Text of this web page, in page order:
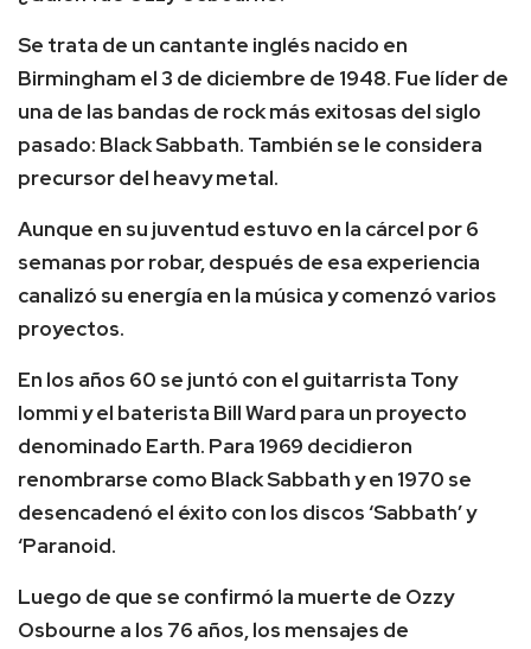
Se trata de un cantante inglés nacido en
Birmingham el 3 de diciembre de 1948. Fue líder de
una de las bandas de rock más exitosas del siglo
pasado: Black Sabbath. También se le considera
precursor del heavy metal.
Aunque en su juventud estuvo en la cárcel por 6
semanas por robar, después de esa experiencia
canalizó su energía en la música y comenzó varios
proyectos.
En los años 60 se juntó con el guitarrista Tony
Iommi y el baterista Bill Ward para un proyecto
denominado Earth. Para 1969 decidieron
renombrarse como Black Sabbath y en 1970 se
desencadenó el éxito con los discos ‘Sabbath’ y
‘Paranoid.
Luego de que se confirmó la muerte de Ozzy
Osbourne a los 76 años, los mensajes de